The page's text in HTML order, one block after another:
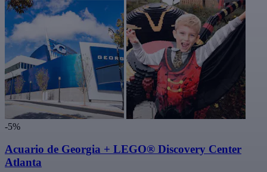
-5%
Acuario de Georgia + LEGO® Discovery Center
Atlanta